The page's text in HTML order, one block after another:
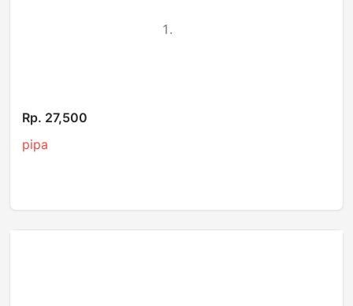
Rp. 27,500
pipa